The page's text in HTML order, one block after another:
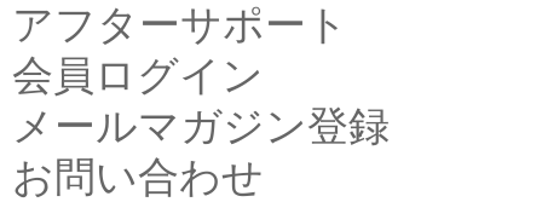
アフターサポート
会員ログイン
メールマガジン登録
お問い合わせ